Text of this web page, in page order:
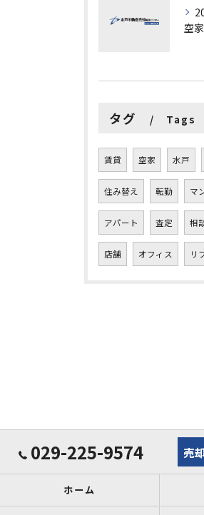
タグ Tags
賃貸 空家 水戸
住み替え 転勤 マ
アパート 査定 相
店舗 オフィス リ
029-225-9574 売
ホーム